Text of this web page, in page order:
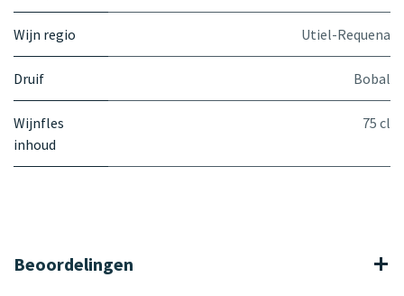
Wijn regio Utiel-Requena
Druif Bobal
Wijnfles
inhoud
75 cl
Beoordelingen